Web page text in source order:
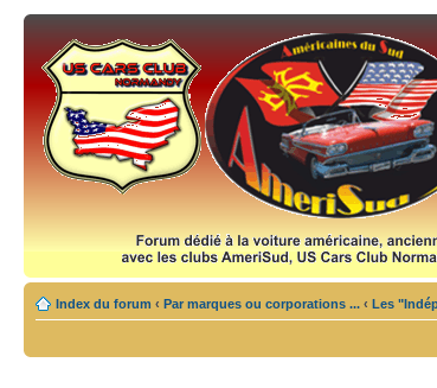
Index du forum ‹ Par marques ou corporations ... ‹ Les